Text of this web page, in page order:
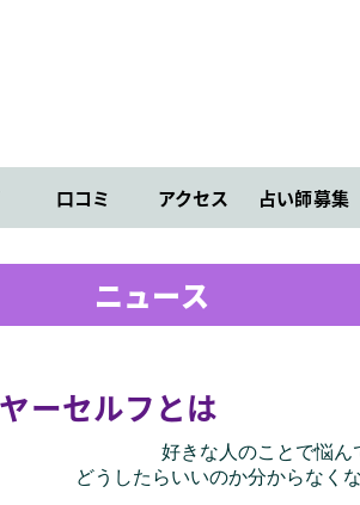
口コミ アクセス 占い師募集
ニュース
ーセルフとは